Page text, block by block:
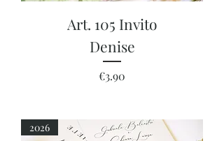
Art. 105 Invito
Denise
Price
€3.90
2026